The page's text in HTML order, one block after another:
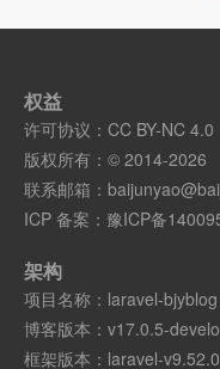
权益
许可协议： CC BY-NC 4.0
版权所有：© 2014-2026
联系邮箱：
ICP 备案： 豫ICP备
架构
项目名称： laravel-bjyblog
博客版本： v17.0.5-
框架版本： laravel-v9.52.0